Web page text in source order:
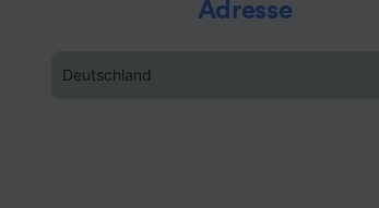
Adresse
Deutschland
nicht für Tracking-Zwecke verwendet,
Partner verarbeiten Daten, um